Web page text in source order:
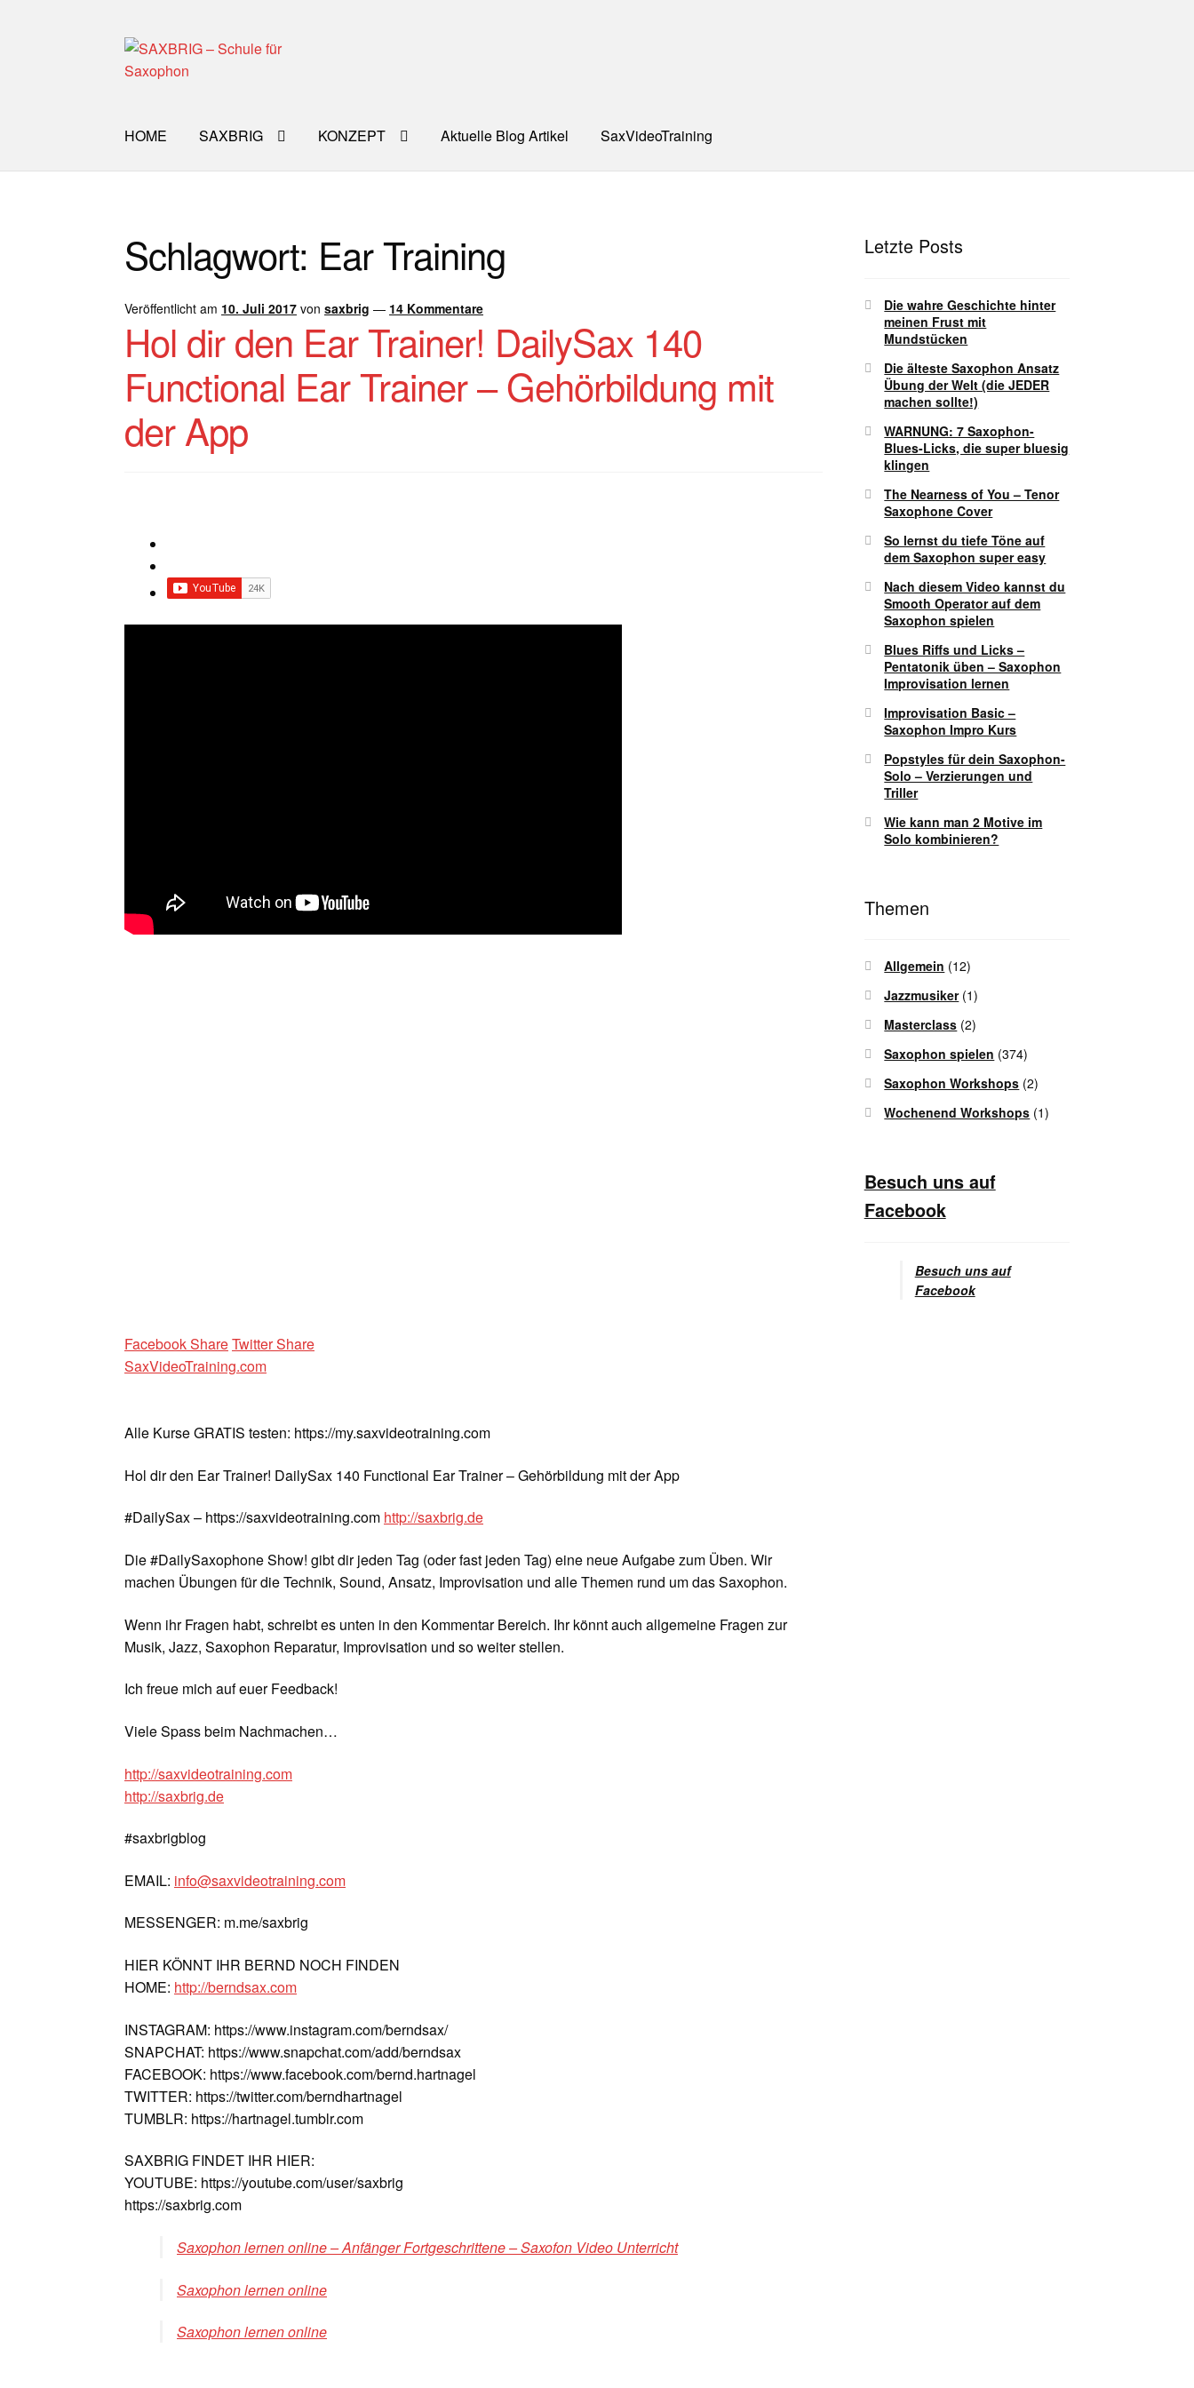
Zur
Navigation
Zum
Inhalt
HOME SAXBRIG KONZEPT Aktuelle Blog Artikel SaxVideoTraining
Impro Basic – Download PDF + mp3 INFOS Kooperation/Partner Unterrichtsbedingungen (AGBs)
Schlagwort: Ear Training
Veröffentlicht am 10. Juli 2017 vonsaxbrig — 14 Kommentare
Hol dir den Ear Trainer! DailySax 140
Functional Ear Trainer – Gehörbildung mit
der App
Facebook ShareTwitter Share
SaxVideoTraining.com
Alle Kurse GRATIS testen: https://my.saxvideotraining.com
Hol dir den Ear Trainer! DailySax 140 Functional Ear Trainer – Gehörbildung mit der App
#DailySax – https://saxvideotraining.com http://saxbrig.de
Die #DailySaxophone Show! gibt dir jeden Tag (oder fast jeden Tag) eine neue Aufgabe zum Üben. Wir
machen Übungen für die Technik, Sound, Ansatz, Improvisation und alle Themen rund um das Saxophon.
Wenn ihr Fragen habt, schreibt es unten in den Kommentar Bereich. Ihr könnt auch allgemeine Fragen zur
Musik, Jazz, Saxophon Reparatur, Improvisation und so weiter stellen.
Ich freue mich auf euer Feedback!
Viele Spass beim Nachmachen…
http://saxvideotraining.com
http://saxbrig.de
#saxbrigblog
EMAIL: info@saxvideotraining.com
MESSENGER: m.me/saxbrig
HIER KÖNNT IHR BERND NOCH FINDEN
HOME: http://berndsax.com
INSTAGRAM: https://www.instagram.com/berndsax/
SNAPCHAT: https://www.snapchat.com/add/berndsax
FACEBOOK: https://www.facebook.com/bernd.hartnagel
TWITTER: https://twitter.com/berndhartnagel
TUMBLR: https://hartnagel.tumblr.com
SAXBRIG FINDET IHR HIER:
YOUTUBE: https://youtube.com/user/saxbrig
https://saxbrig.com
Saxophon lernen online – Anfänger Fortgeschrittene – Saxofon Video Unterricht
Saxophon lernen online
Saxophon lernen online
Letzte Posts
Die wahre Geschichte hinter
meinen Frust mit
Mundstücken
Die älteste Saxophon Ansatz
Übung der Welt (die JEDER
machen sollte!)
WARNUNG: 7 Saxophon-
Blues-Licks, die super bluesig
klingen
The Nearness of You – Tenor
Saxophone Cover
So lernst du tiefe Töne auf
dem Saxophon super easy
Nach diesem Video kannst du
Smooth Operator auf dem
Saxophon spielen
Blues Riffs und Licks –
Pentatonik üben – Saxophon
Improvisation lernen
Improvisation Basic –
Saxophon Impro Kurs
Popstyles für dein Saxophon-
Solo – Verzierungen und
Triller
Wie kann man 2 Motive im
Solo kombinieren?
Themen
Allgemein (12)
Jazzmusiker(1)
Masterclass (2)
Saxophon spielen (374)
Saxophon Workshops (2)
Wochenend Workshops (1)
Besuch uns auf
Facebook
Besuch uns auf
Facebook